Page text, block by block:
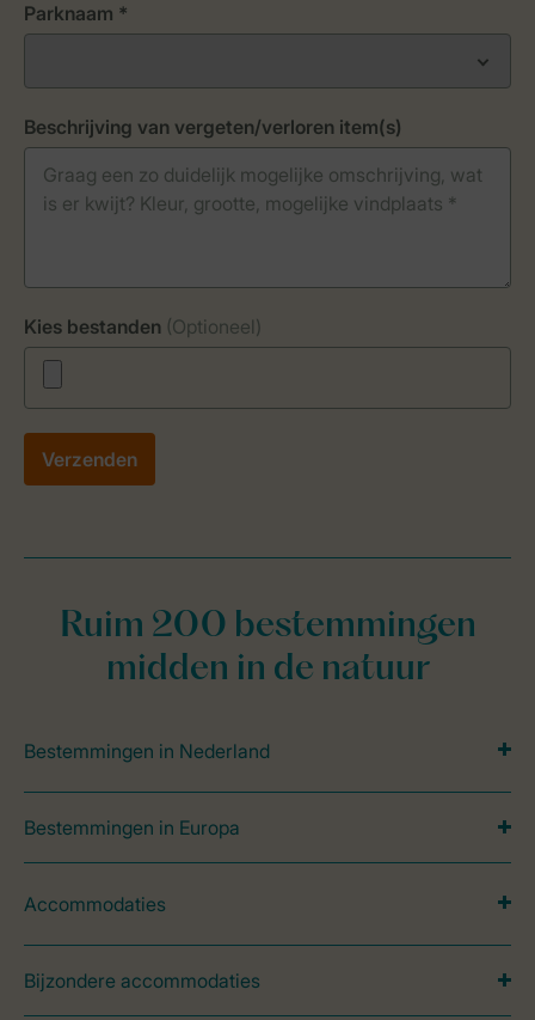
Parknaam *
Beschrijving van vergeten/verloren item(s)
Kies bestanden (Optioneel)
Ruim 200 bestemmingen
midden in de natuur
Bestemmingen in Nederland
Bestemmingen in Europa
Accommodaties
Bijzondere accommodaties